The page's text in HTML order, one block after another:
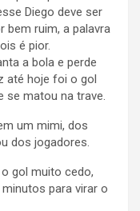
Diego deve ser
bem ruim, a palavra
é pior.
a bola e perde
até hoje foi o gol
se matou na trave.
um mimi, dos
dos jogadores.
gol muito cedo,
para virar o